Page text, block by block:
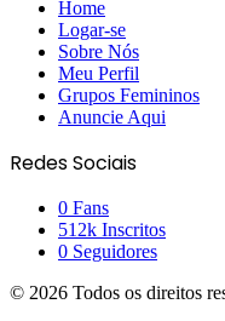
Home
Logar-se
Sobre Nós
Meu Perfil
Grupos Femininos
Anuncie Aqui
Redes Sociais
0 Fans
512k Inscritos
0 Seguidores
© 2026 Todos os direitos